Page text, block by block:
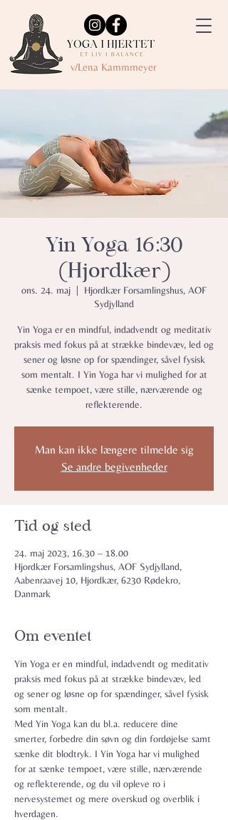
v/Lena Kammmeyer
Yin Yoga 16:30
(Hjordkær)
ons. 24. maj
Hjordkær Forsamlingshus, AOF
Sydjylland
Yin Yoga er en mindful, indadvendt og meditativ
praksis med fokus på at strække bindevæv, led og
sener og løsne op for spændinger, såvel fysisk
som mentalt. I Yin Yoga har vi mulighed for at
sænke tempoet, være stille, nærværende og
reflekterende.
Man kan ikke længere tilmelde sig
Se andre begivenheder
Tid og sted
24. maj 2023, 16.30 – 18.00
Hjordkær Forsamlingshus, AOF Sydjylland,
Aabenraavej 10, Hjordkær, 6230 Rødekro,
Danmark
Om eventet
Yin Yoga er en mindful, indadvendt og meditativ
praksis med fokus på at strække bindevæv, led
og sener og løsne op for spændinger, såvel fysisk
som mentalt.
Med Yin Yoga kan du bl.a. reducere dine
smerter, forbedre din søvn og din fordøjelse samt
sænke dit blodtryk. I Yin Yoga har vi mulighed
for at sænke tempoet, være stille, nærværende
og reflekterende, og du vil opleve ro i
nervesystemet og mere overskud og overblik i
hverdagen.